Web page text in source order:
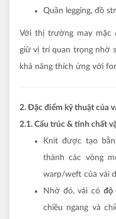
Quần legging, đồ
Với thị trường may mặc
giữ vị trí quan trọng nhờ
khả năng thích ứng với
2. Đặc điểm kỹ thuật của
2.1. Cấu trúc & tính chất
Knit được tạo
thành các vòng
warp/weft của vải
Nhờ đó, vải có độ
chiều ngang và